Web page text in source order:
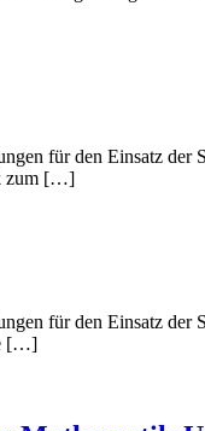
für den Einsatz der
zum […]
für den Einsatz der
[…]